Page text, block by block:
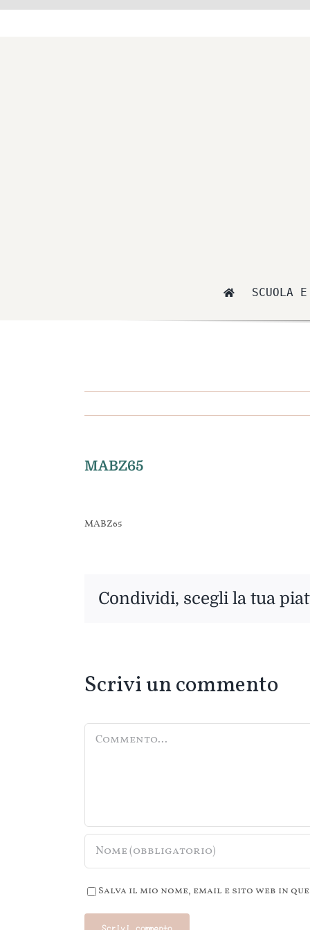
Salta
SCUOLA
MABZ65
MABZ65
Condividi, scegli la tua
Scrivi un commento
Salva il mio nome, email e sito web in